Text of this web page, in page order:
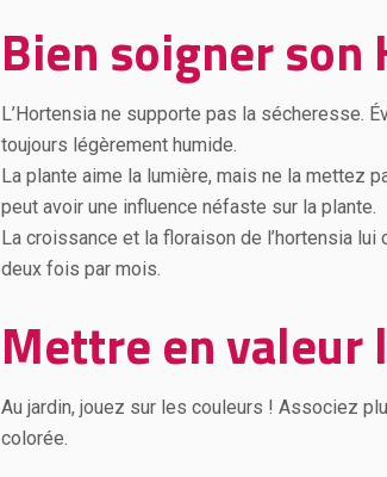
Bien soigner son
L’Hortensia ne supporte pas la sécheresse.
toujours légèrement humide.
La plante aime la lumière, mais ne la mettez
peut avoir une influence néfaste sur la plante.
La croissance et la floraison de l’hortensia lui
deux fois par mois.
Mettre en valeur
Au jardin, jouez sur les couleurs ! Associez
colorée.